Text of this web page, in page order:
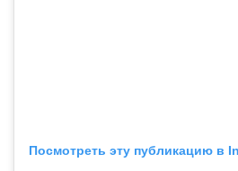
Посмотреть эту публикацию в